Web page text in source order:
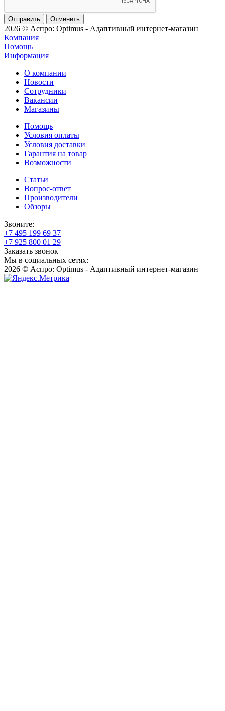
Отменить
2026 © Аспро: Optimus - Адаптивный интернет-магазин
Компания
Помощь
Информация
О компании
Новости
Сотрудники
Вакансии
Магазины
Помощь
Условия оплаты
Условия доставки
Гарантия на товар
Возможности
Статьи
Вопрос-ответ
Производители
Обзоры
Звоните:
+7 495 199 69 37
+7 925 800 01 29
Заказать звонок
Мы в социальных сетях:
2026 © Аспро: Optimus - Адаптивный интернет-магазин